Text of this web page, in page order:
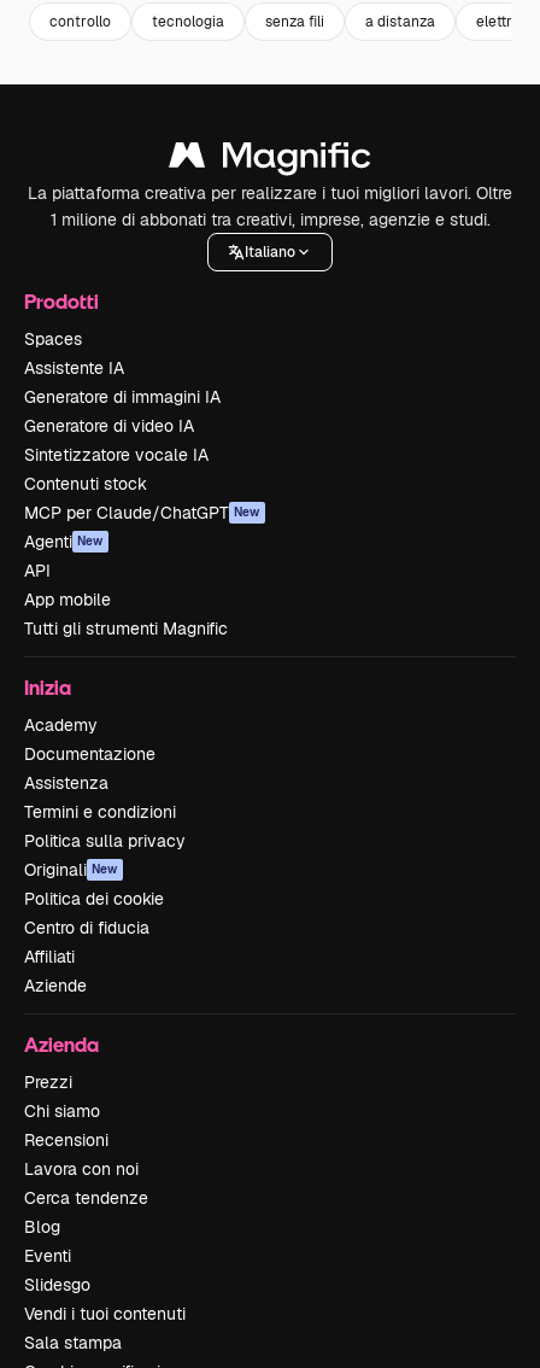
controllo tecnologia senza fili a distanza
La piattaforma creativa per realizzare i tuoi migliori lavori. Oltre
1 milione di abbonati tra creativi, imprese, agenzie e studi.
Italiano
Prodotti
Spaces
Assistente IA
Generatore di immagini IA
Generatore di video IA
Sintetizzatore vocale IA
Contenuti stock
MCP per Claude/ChatGPT New
Agenti New
API
App mobile
Tutti gli strumenti Magnific
Inizia
Academy
Documentazione
Assistenza
Termini e condizioni
Politica sulla privacy
Originali New
Politica dei cookie
Centro di fiducia
Affiliati
Aziende
Azienda
Prezzi
Chi siamo
Recensioni
Lavora con noi
Cerca tendenze
Blog
Eventi
Slidesgo
Vendi i tuoi contenuti
Sala stampa